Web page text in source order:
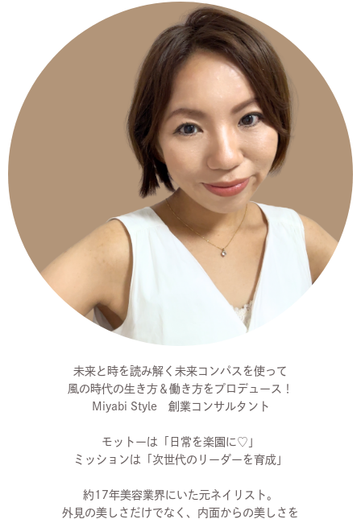
未来と時を読み解く未来コンパスを使って
風の時代の生き方＆働き方をプロデュース！
Miyabi Style 創業コンサルタント
モットーは「日常を楽園に♡」
ミッションは「次世代のリーダーを育成」
約17年美容業界にいた元ネイリスト。
外見の美しさだけでなく、内面からの美しさを